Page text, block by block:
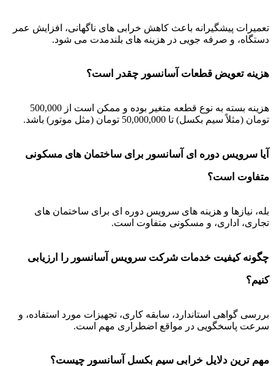
تعمیرات پیشگیرانه باعث کاهش خرابی های ناگهانی، افزایش عمر
دستگاه، و صرفه جویی در هزینه های بلندمدت می شود.
هزینه تعویض قطعات آسانسور چقدر است؟
هزینه بسته به نوع قطعه متغیر بوده و ممکن است از 500,000
تومان (مثلاً سیم بکسل) تا 50,000,000 تومان (مثل موتور) باشد.
آیا سرویس دوره ای آسانسور برای ساختمان های مسکونی
متفاوت است؟
بله، نیازها و هزینه های سرویس دوره ای برای ساختمان های
تجاری، اداری، و مسکونی متفاوت است.
چگونه کیفیت خدمات شرکت سرویس آسانسور را ارزیابی
کنیم؟
بررسی گواهی استاندارد، سابقه کاری، تجهیزات مورد استفاده، و
سرعت پاسخگویی در مواقع اضطراری مهم است.
مهم ترین دلایل خرابی سیم بکسل آسانسور چیست؟